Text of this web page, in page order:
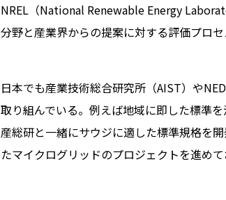
NREL（National Renewable Energy
分野と産業界からの提案に対する評価プロセ
日本でも産業技術総合研究所（AIST）や
取り組んでいる。例えば地域に即した標準
産総研と一緒にサウジに適した標準規格を
たマイクログリッドのプロジェクトを進め